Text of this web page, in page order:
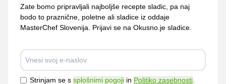
Zate bomo pripravljali najboljše recepte sladic, pa naj
bodo to praznične, poletne ali sladice iz oddaje
MasterChef Slovenija. Prijavi se na Okusno.je sladice.
Strinjam se s splošnimi pogoji in Politiko zasebnosti